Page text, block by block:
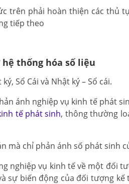
trên phải hoàn thiện các thủ
tiếp theo
thống hóa số liệu
Sổ Cái và Nhật ký – Sổ cái.
ánh nghiệp vụ kinh tế phát
tế phát sinh, thông thường
mà chỉ phản ánh số phát sinh
nghiệp vụ kinh tế về một đối
sự biến động của đối tượng